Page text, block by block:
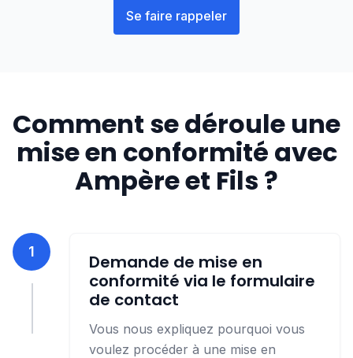
Se faire rappeler
Comment se déroule une
mise en conformité avec
Ampère et Fils ?
1
Demande de mise en
conformité via le formulaire
de contact
Vous nous expliquez pourquoi vous
voulez procéder à une mise en